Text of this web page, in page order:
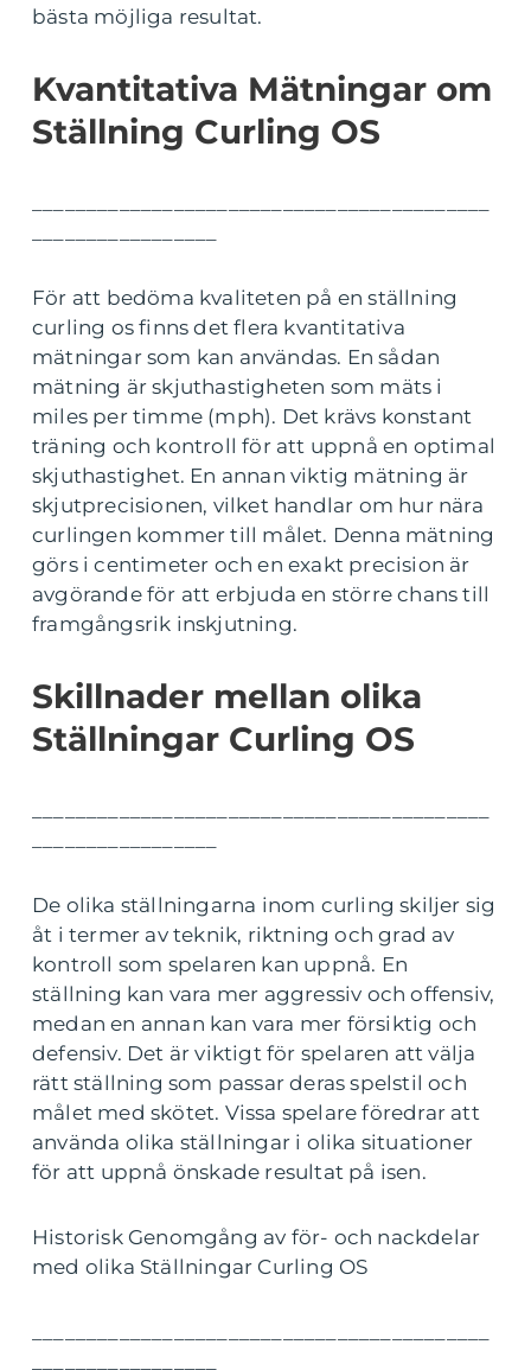
bästa möjliga resultat.
Kvantitativa Mätningar om
Ställning Curling OS
För att bedöma kvaliteten på en ställning
curling os finns det flera kvantitativa
mätningar som kan användas. En sådan
mätning är skjuthastigheten som mäts i
miles per timme (mph). Det krävs konstant
träning och kontroll för att uppnå en optimal
skjuthastighet. En annan viktig mätning är
skjutprecisionen, vilket handlar om hur nära
curlingen kommer till målet. Denna mätning
görs i centimeter och en exakt precision är
avgörande för att erbjuda en större chans till
framgångsrik inskjutning.
Skillnader mellan olika
Ställningar Curling OS
De olika ställningarna inom curling skiljer sig
åt i termer av teknik, riktning och grad av
kontroll som spelaren kan uppnå. En
ställning kan vara mer aggressiv och offensiv,
medan en annan kan vara mer försiktig och
defensiv. Det är viktigt för spelaren att välja
rätt ställning som passar deras spelstil och
målet med skötet. Vissa spelare föredrar att
använda olika ställningar i olika situationer
för att uppnå önskade resultat på isen.
Historisk Genomgång av för- och nackdelar
med olika Ställningar Curling OS